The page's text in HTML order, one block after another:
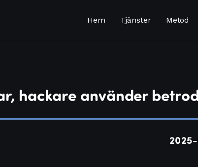
Hem Tjänster Metod
hackare använder